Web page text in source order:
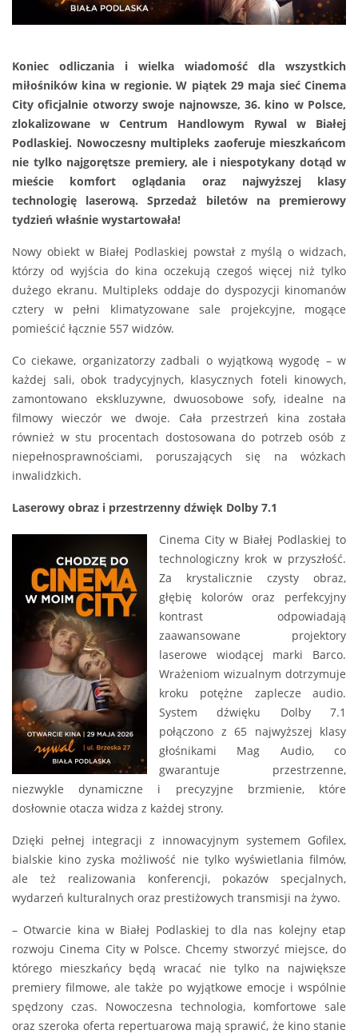
Koniec odliczania i wielka wiadomość dla wszystkich
miłośników kina w regionie. W piątek 29 maja sieć Cinema
City oficjalnie otworzy swoje najnowsze, 36. kino w Polsce,
zlokalizowane w Centrum Handlowym Rywal w Białej
Podlaskiej. Nowoczesny multipleks zaoferuje mieszkańcom
nie tylko najgorętsze premiery, ale i niespotykany dotąd w
mieście komfort oglądania oraz najwyższej klasy
technologię laserową. Sprzedaż biletów na premierowy
tydzień właśnie wystartowała!
Nowy obiekt w Białej Podlaskiej powstał z myślą o widzach,
którzy od wyjścia do kina oczekują czegoś więcej niż tylko
dużego ekranu. Multipleks oddaje do dyspozycji kinomanów
cztery w pełni klimatyzowane sale projekcyjne, mogące
pomieścić łącznie 557 widzów.
Co ciekawe, organizatorzy zadbali o wyjątkową wygodę – w
każdej sali, obok tradycyjnych, klasycznych foteli kinowych,
zamontowano ekskluzywne, dwuosobowe sofy, idealne na
filmowy wieczór we dwoje. Cała przestrzeń kina została
również w stu procentach dostosowana do potrzeb osób z
niepełnosprawnościami, poruszających się na wózkach
inwalidzkich.
Laserowy obraz i przestrzenny dźwięk Dolby 7.1
Cinema City w Białej Podlaskiej to
technologiczny krok w przyszłość.
Za krystalicznie czysty obraz,
głębię kolorów oraz perfekcyjny
kontrast odpowiadają
zaawansowane projektory
laserowe wiodącej marki Barco.
Wrażeniom wizualnym dotrzymuje
kroku potężne zaplecze audio.
System dźwięku Dolby 7.1
połączono z 65 najwyższej klasy
głośnikami Mag Audio, co
gwarantuje przestrzenne,
niezwykle dynamiczne i precyzyjne brzmienie, które
dosłownie otacza widza z każdej strony.
Dzięki pełnej integracji z innowacyjnym systemem Gofilex,
bialskie kino zyska możliwość nie tylko wyświetlania filmów,
ale też realizowania konferencji, pokazów specjalnych,
wydarzeń kulturalnych oraz prestiżowych transmisji na żywo.
– Otwarcie kina w Białej Podlaskiej to dla nas kolejny etap
rozwoju Cinema City w Polsce. Chcemy stworzyć miejsce, do
którego mieszkańcy będą wracać nie tylko na największe
premiery filmowe, ale także po wyjątkowe emocje i wspólnie
spędzony czas. Nowoczesna technologia, komfortowe sale
oraz szeroka oferta repertuarowa mają sprawić, że kino stanie